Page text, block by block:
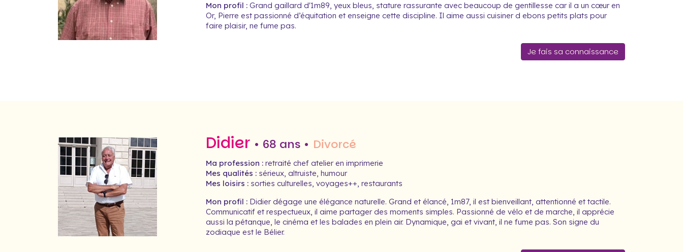
Mon profil : Grand gaillard d'1m89, yeux bleus, stature rassurante avec beaucoup de gentillesse car il a un cœur en
Or, Pierre est passionné d’équitation et enseigne cette discipline. Il aime aussi cuisiner d ebons petits plats pour
faire plaisir, ne fume pas.
Je fais sa connaissance
Didier • 68 ans • Divorcé
Ma profession : retraité chef atelier en imprimerie
Mes qualités : sérieux, altruiste, humour
Mes loisirs : sorties culturelles, voyages++, restaurants
Mon profil : Didier dégage une élégance naturelle. Grand et élancé, 1m87, il est bienveillant, attentionné et tactile.
Communicatif et respectueux, il aime partager des moments simples. Passionné de vélo et de marche, il apprécie
aussi la pétanque, le cinéma et les balades en plein air. Dynamique, gai et vivant, il ne fume pas. Son signe du
zodiaque est le Bélier.